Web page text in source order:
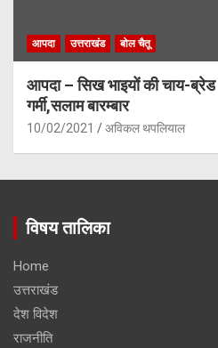
आपदा उत्तराखंड बोल चैतू
आपदा – सिख भाइयों की चाय-
गर्मी,सलाम बारम्बार
10/02/2021 अविकल थपलियाल
विषय तालिका
Home
उत्तराखंड
देश विदेश
राजनीति